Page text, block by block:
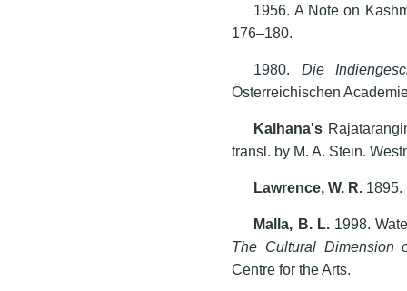
1956. A Note on
176–180.
1980. Die
Österreichischen
Kalhana's
transl. by M. A. Stein.
Lawrence, W. R. 1895.
Malla, B. L. 1998.
The Cultural Dimension
Centre for the Arts.